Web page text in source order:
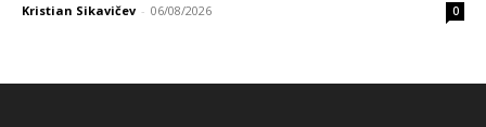
Kristian Sikavičev - 06/08/2026 0